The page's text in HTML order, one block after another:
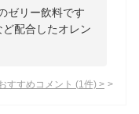
ゼリー飲料です
配合したオレン
すすめコメント (1 件) >